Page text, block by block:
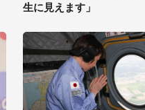
生に見えます」